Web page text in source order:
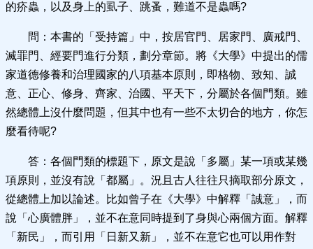
的疥蟲，以及身上的虱子、跳蚤，難道不是蟲嗎?
問：本書的「受持篇」中，按居官門、居家門、廣戒門、
滅罪門、經要門進行分類，劃分章節。將《大學》中提出的儒
家道德修養和治理國家的八項基本原則，即格物、致知、誠
意、正心、修身、齊家、治國、平天下，分屬於各個門類。雖
然總體上沒什麼問題，但其中也有一些不太切合的地方，你怎
麼看待呢?
答：各個門類的標題下，原文是說「多屬」某一項或某幾
項原則，並沒有說「都屬」。況且古人往往只摘取部分原文，
從總體上加以論述。比如曾子在《大學》中解釋「誠意」，而
說「心廣體胖」，並不在意同時提到了身與心兩個方面。解釋
「新民」，而引用「日新又新」，並不在意它也可以用作對